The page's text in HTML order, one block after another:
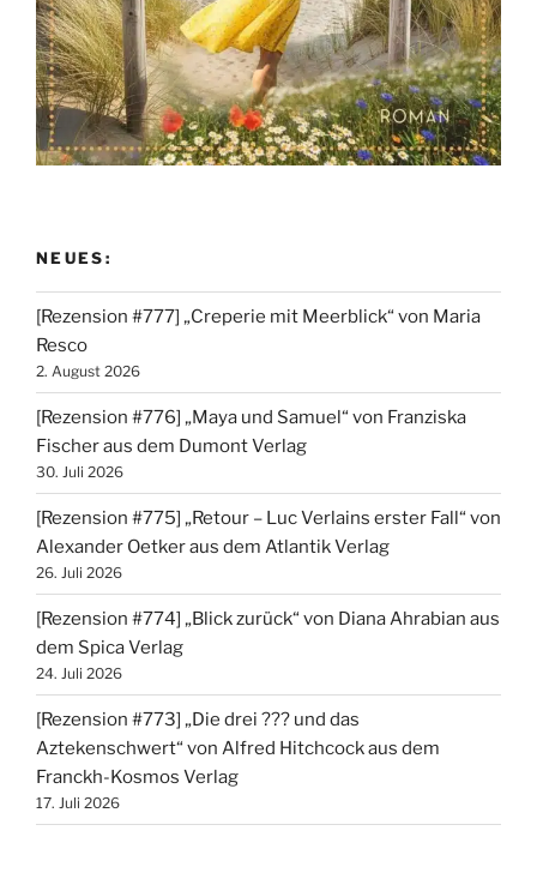
NEUES:
[Rezension #777] „Creperie mit Meerblick“ von Maria
Resco
2. August 2026
[Rezension #776] „Maya und Samuel“ von Franziska
Fischer aus dem Dumont Verlag
30. Juli 2026
[Rezension #775] „Retour – Luc Verlains erster Fall“ von
Alexander Oetker aus dem Atlantik Verlag
26. Juli 2026
[Rezension #774] „Blick zurück“ von Diana Ahrabian aus
dem Spica Verlag
24. Juli 2026
[Rezension #773] „Die drei ??? und das
Aztekenschwert“ von Alfred Hitchcock aus dem
Franckh-Kosmos Verlag
17. Juli 2026